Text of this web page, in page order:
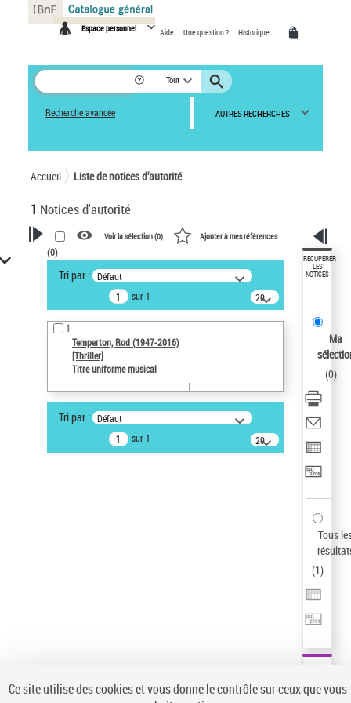
Espace personnel Aide Une question ? Historique
Tout
Recherche avancée AUTRES RECHERCHES
Accueil Liste de notices d’autorité
1 Notices d'autorité
VOTRE RECHERCHE
Recherche avancée dans les
notices d’autorité
Œuvres liées à l'auteur :
Temperton, Rod (1947-2016)
Sauvegarder votre recherche
AFFINER
Type de notice d'autorité
Voir la sélection (0) Ajouter à mes références
(0)
Tri par : Défaut
sur 1
20
résultats/page
1
Temperton, Rod (1947-2016)
[Thriller]
Titre uniforme musical
Tri par : Défaut
sur 1
20
résultats/page
RÉCUPÉRER
LES
NOTICES
Ma
(0)
Tous
(1)
Panneau de gestion des cookies
Ce site utilise des cookies et vous donne le contrôle sur ceux que vous